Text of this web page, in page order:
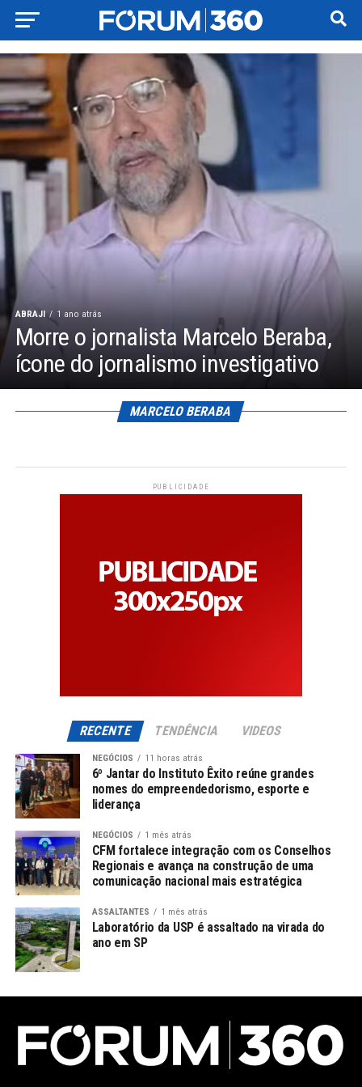
ABRAJI 1 ano atrás
Morre o jornalista Marcelo Beraba,
ícone do jornalismo investigativo
MARCELO BERABA
PUBLICIDADE
RECENTE TENDÊNCIA VIDEOS
NEGÓCIOS 11 horas atrás
6º Jantar do Instituto Êxito reúne grandes
nomes do empreendedorismo, esporte e
liderança
NEGÓCIOS 1 mês atrás
CFM fortalece integração com os Conselhos
Regionais e avança na construção de uma
comunicação nacional mais estratégica
ASSALTANTES 1 mês atrás
Laboratório da USP é assaltado na virada do
ano em SP